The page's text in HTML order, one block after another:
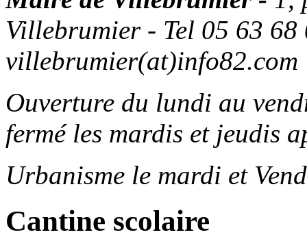
Villebrumier - Tel 05 63
villebrumier(at)info82.com
Ouverture du lundi au
fermé les mardis et jeudis
Urbanisme le mardi et
Cantine scolaire